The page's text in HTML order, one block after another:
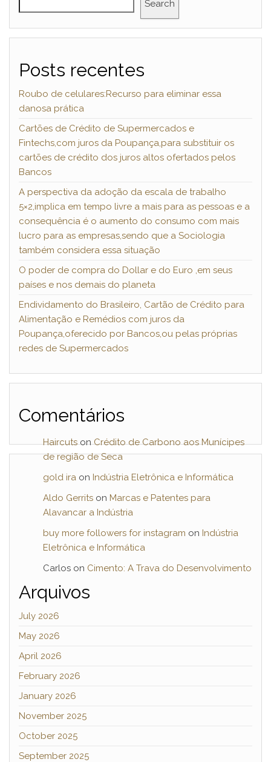
Search
Posts recentes
Roubo de celulares:Recurso para eliminar essa
danosa prática
Cartões de Crédito de Supermercados e
Fintechs,com juros da Poupança,para substituir os
cartões de crédito dos juros altos ofertados pelos
Bancos
A perspectiva da adoção da escala de trabalho
5×2,implica em tempo livre a mais para as pessoas e a
consequência é o aumento do consumo com mais
lucro para as empresas,sendo que a Sociologia
também considera essa situação
O poder de compra do Dollar e do Euro ,em seus
países e nos demais do planeta
Endividamento do Brasileiro, Cartão de Crédito para
Alimentação e Remédios com juros da
Poupança,oferecido por Bancos,ou pelas próprias
redes de Supermercados
Comentários
HaircutsonCrédito de Carbono aos Munícipes
de região de Seca
gold ira on Indústria Eletrônica e Informática
Aldo Gerrits on Marcas e Patentes para
Alavancar a Indústria
buy more followers for instagram on Indústria
Eletrônica e Informática
Carlos on Cimento: A Trava do Desenvolvimento
Arquivos
July 2026
May 2026
April 2026
February 2026
January 2026
November 2025
October 2025
September 2025